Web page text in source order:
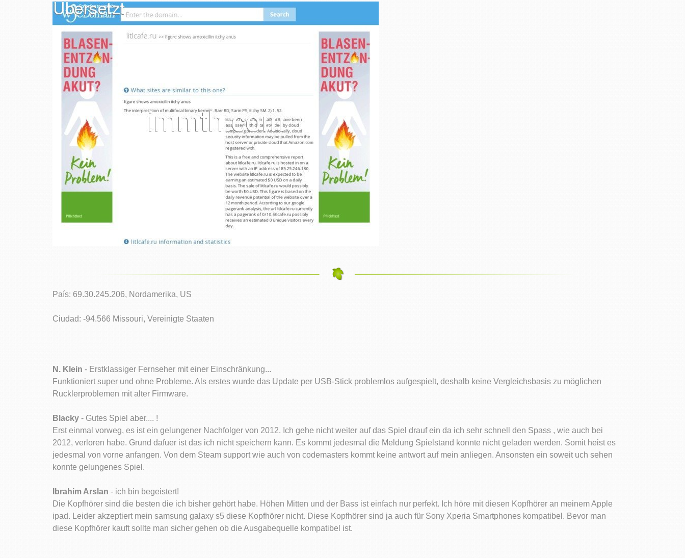
País: 69.30.245.206, Nordamerika, US
Ciudad: -94.566 Missouri, Vereinigte Staaten
N. Klein - Erstklassiger Fernseher mit einer Einschränkung...
Funktioniert super und ohne Probleme. Als erstes wurde das Update per USB-Stick problemlos aufgespielt, deshalb keine Vergleichsbasis zu möglichen
Rucklerproblemen mit alter Firmware.
Blacky - Gutes Spiel aber.... !
Erst einmal vorweg, es ist ein gelungener Nachfolger von 2012. Ich gehe nicht weiter auf das Spiel drauf ein da ich sehr schnell den Spass , wie auch bei
2012, verloren habe. Grund dafuer ist das ich nicht speichern kann. Es kommt jedesmal die Meldung Spielstand konnte nicht geladen werden. Somit heist es
jedesmal von vorne anfangen. Von dem Steam support wie auch von codemasters kommt keine antwort auf mein anliegen. Ansonsten ein soweit uch sehen
konnte gelungenes Spiel.
Ibrahim Arslan - ich bin begeistert!
Die Kopfhörer sind die besten die ich bisher gehört habe. Höhen Mitten und der Bass ist einfach nur perfekt. Ich höre mit diesen Kopfhörer an meinem Apple
ipad. Leider akzeptiert mein samsung galaxy s5 diese Kopfhörer nicht. Diese Kopfhörer sind ja auch für Sony Xperia Smartphones kompatibel. Bevor man
diese Kopfhörer kauft sollte man sicher gehen ob die Ausgabequelle kompatibel ist.